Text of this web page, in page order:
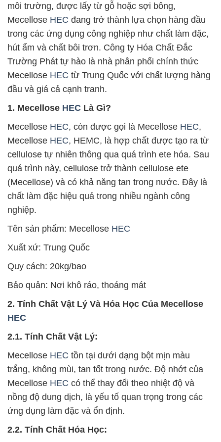
môi trường, được lấy từ gỗ hoặc sợi bông,
Mecellose HEC đang trở thành lựa chọn hàng đầu
trong các ứng dụng công nghiệp như chất làm đặc,
hút ẩm và chất bôi trơn. Công ty Hóa Chất Đắc
Trường Phát tự hào là nhà phân phối chính thức
Mecellose HEC từ Trung Quốc với chất lượng hàng
đầu và giá cả cạnh tranh.
1. Mecellose HEC Là Gì?
Mecellose HEC, còn được gọi là Mecellose HEC,
Mecellose HEC, HEMC, là hợp chất được tạo ra từ
cellulose tự nhiên thông qua quá trình ete hóa. Sau
quá trình này, cellulose trở thành cellulose ete
(Mecellose) và có khả năng tan trong nước. Đây là
chất làm đặc hiệu quả trong nhiều ngành công
nghiệp.
Tên sản phẩm: Mecellose HEC
Xuất xứ: Trung Quốc
Quy cách: 20kg/bao
Bảo quản: Nơi khô ráo, thoáng mát
2. Tính Chất Vật Lý Và Hóa Học Của Mecellose
HEC
2.1. Tính Chất Vật Lý:
Mecellose HEC tồn tại dưới dạng bột mịn màu
trắng, không mùi, tan tốt trong nước. Độ nhớt của
Mecellose HEC có thể thay đổi theo nhiệt độ và
nồng độ dung dịch, là yếu tố quan trọng trong các
ứng dụng làm đặc và ổn định.
2.2. Tính Chất Hóa Học: